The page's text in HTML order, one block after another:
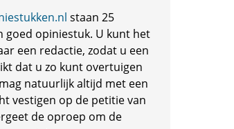
staan 25
goed opiniestuk. U kunt het
een redactie, zodat u een
dat u zo kunt overtuigen
natuurlijk altijd met een
vestigen op de petitie van
de oproep om de